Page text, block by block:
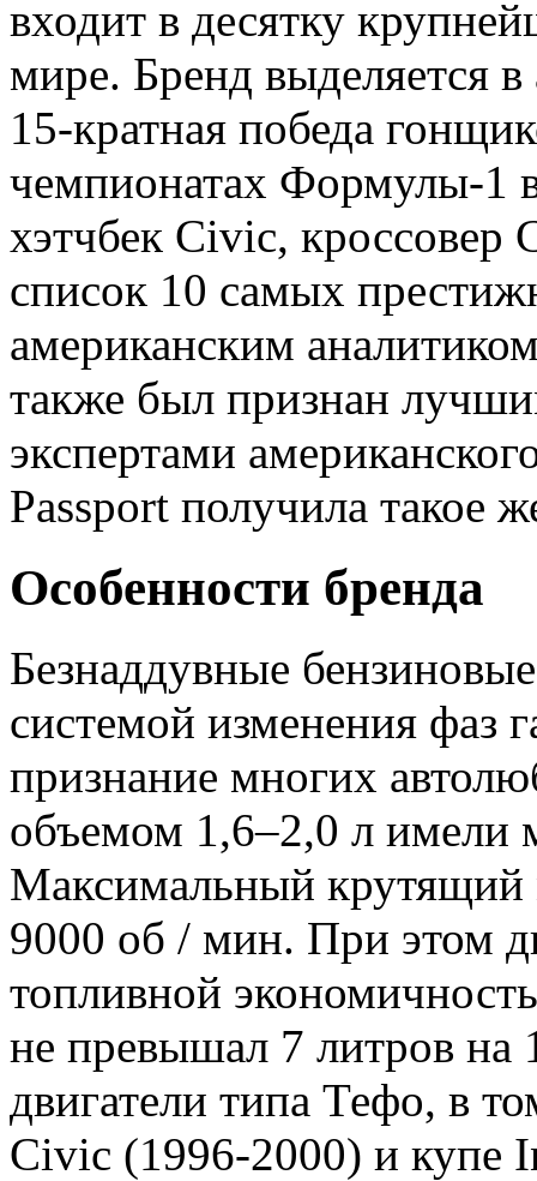
входит в десятку
мире. Бренд выделяется
15-кратная победа
чемпионатах Формулы-1
хэтчбек Civic,
список 10 самых
американским
также был признан
экспертами
Passport получила такое
Особенности бренда
Безнаддувные
системой изменения фаз
признание многих
объемом 1,6–2,0 л имели
Максимальный крутящий
9000 об / мин. При этом
топливной
не превышал 7 литров на
двигатели типа Тефо, в
Civic (1996-2000) и купе